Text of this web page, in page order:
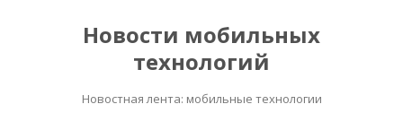
Новости мобильных
технологий
Новостная лента: мобильные технологии